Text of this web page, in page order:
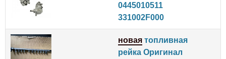
0445010511
331002F000
новая топливная
рейка Оригинал